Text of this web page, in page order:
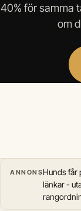
40% för samma
om
ANNONSHunds får
länkar -